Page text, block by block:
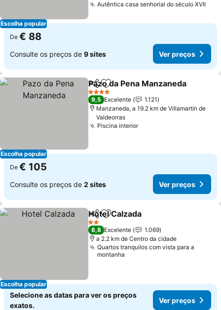
Escolha popular
Autêntica casa senhorial do século XVII
De € 88
Consulte os preços de 9 sites Ver preços
Escolha popular
PartilharAdicionar aos favoritos
Pazo da Pena Manzaneda
4 Estrelas
9,5 Excelente
1.121
Manzaneda, a 19.2 km de Villamartín de
Valdeorras
Piscina interior
De € 105
Consulte os preços de 2 sites Ver preços
Escolha popular
PartilharAdicionar aos favoritos
Hotel Calzada
2 Estrelas
8,8 Excelente
1.069
a 2.2 km de Centro da cidade
Quartos tranquilos com vista para a
montanha
Selecione as datas para ver os preços
exatos.
Ver preços